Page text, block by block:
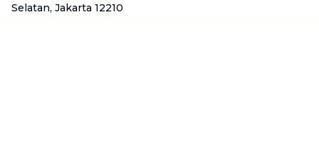
Selatan, Jakarta 12210